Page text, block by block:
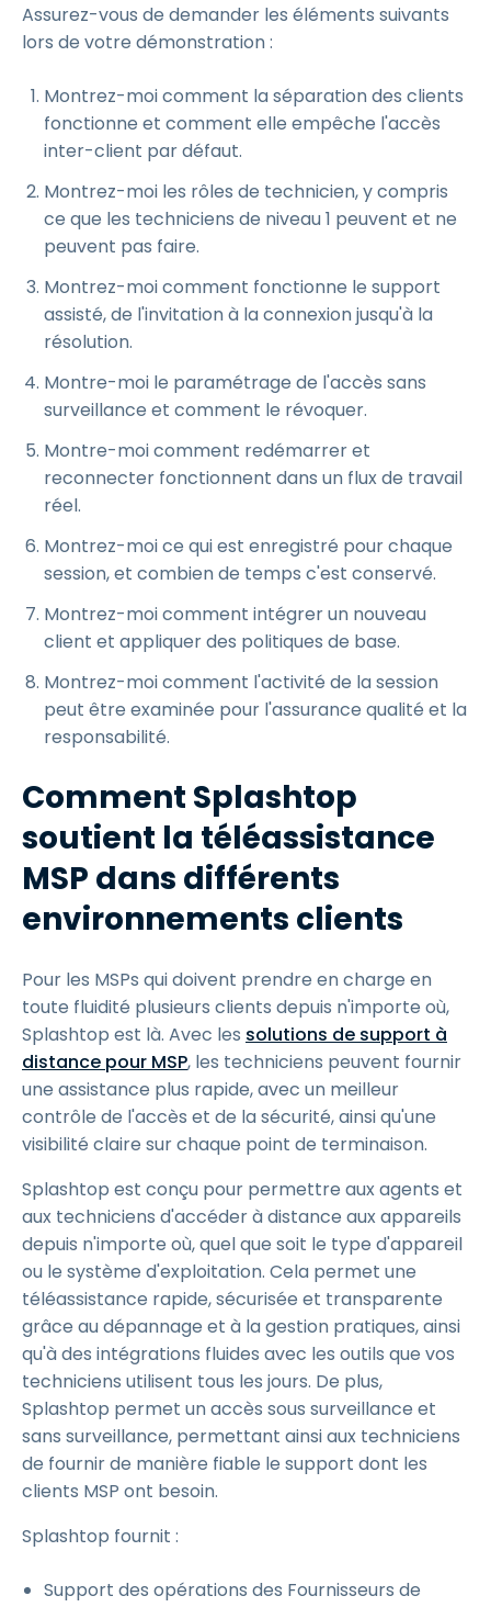
Assurez-vous de demander les éléments suivants
lors de votre démonstration :
Montrez-moi comment la séparation des clients
fonctionne et comment elle empêche l'accès
inter-client par défaut.
Montrez-moi les rôles de technicien, y compris
ce que les techniciens de niveau 1 peuvent et ne
peuvent pas faire.
Montrez-moi comment fonctionne le support
assisté, de l'invitation à la connexion jusqu'à la
résolution.
Montre-moi le paramétrage de l'accès sans
surveillance et comment le révoquer.
Montre-moi comment redémarrer et
reconnecter fonctionnent dans un flux de travail
réel.
Montrez-moi ce qui est enregistré pour chaque
session, et combien de temps c'est conservé.
Montrez-moi comment intégrer un nouveau
client et appliquer des politiques de base.
Montrez-moi comment l'activité de la session
peut être examinée pour l'assurance qualité et la
responsabilité.
Comment Splashtop
soutient la téléassistance
MSP dans différents
environnements clients
Pour les MSPs qui doivent prendre en charge en
toute fluidité plusieurs clients depuis n'importe où,
Splashtop est là. Avec les solutions de support à
distance pour MSP, les techniciens peuvent fournir
une assistance plus rapide, avec un meilleur
contrôle de l'accès et de la sécurité, ainsi qu'une
visibilité claire sur chaque point de terminaison.
Splashtop est conçu pour permettre aux agents et
aux techniciens d'accéder à distance aux appareils
depuis n'importe où, quel que soit le type d'appareil
ou le système d'exploitation. Cela permet une
téléassistance rapide, sécurisée et transparente
grâce au dépannage et à la gestion pratiques, ainsi
qu'à des intégrations fluides avec les outils que vos
techniciens utilisent tous les jours. De plus,
Splashtop permet un accès sous surveillance et
sans surveillance, permettant ainsi aux techniciens
de fournir de manière fiable le support dont les
clients MSP ont besoin.
Splashtop fournit :
Support des opérations des Fournisseurs de